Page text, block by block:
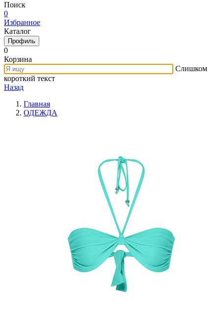
Поиск
0
Избранное
Каталог
Профиль
0
Корзина
Слишком
короткий текст
Назад
Главная
ОДЕЖДА